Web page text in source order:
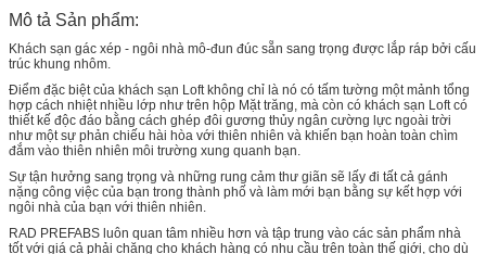
Mô tả Sản phẩm:
Khách sạn gác xép - ngôi nhà mô-đun đúc sẵn sang trọng được lắp ráp bởi cấu
trúc khung nhôm.
Điểm đặc biệt của khách sạn Loft không chỉ là nó có tấm tường một mảnh tổng
hợp cách nhiệt nhiều lớp như trên hộp Mặt trăng, mà còn có khách sạn Loft có
thiết kế độc đáo bằng cách ghép đôi gương thủy ngân cường lực ngoài trời
như một sự phản chiếu hài hòa với thiên nhiên và khiến bạn hoàn toàn chìm
đắm vào thiên nhiên môi trường xung quanh bạn.
Sự tận hưởng sang trọng và những rung cảm thư giãn sẽ lấy đi tất cả gánh
nặng công việc của bạn trong thành phố và làm mới bạn bằng sự kết hợp với
ngôi nhà của bạn với thiên nhiên.
RAD PREFABS luôn quan tâm nhiều hơn và tập trung vào các sản phẩm nhà
tốt với giá cả phải chăng cho khách hàng có nhu cầu trên toàn thế giới, cho dù